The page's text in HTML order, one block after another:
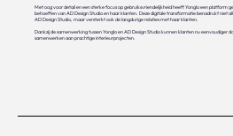
Met oog voor detail en een sterke focus op gebruiksvriendelijkheid heeft Yonglo een platform
behoeften van AD Design Studio en haar klanten. Deze digitale transformatie benadrukt niet
AD Design Studio, maar versterkt ook de langdurige relaties met haar klanten.
Dankzij de samenwerking tussen Yonglo en AD Design Studio kunnen klanten nu eenvoudiger
samenwerken aan prachtige interieurprojecten.